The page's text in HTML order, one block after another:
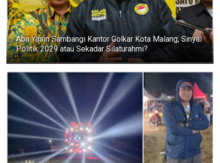
Aba Yasin Sambangi Kantor Golkar Kota Malang, Sinyal
Politik 2029 atau Sekadar Silaturahmi?